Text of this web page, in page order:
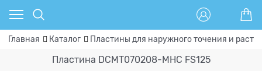
Главная Каталог Пластины для наружного точения и
Пластина DCMT070208-MHC FS125